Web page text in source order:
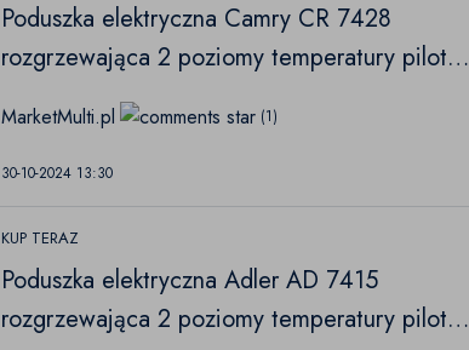
Poduszka elektryczna Camry CR 7428
rozgrzewająca 2 poziomy temperatury pilot
38x38cm 80W
MarketMulti.pl (1)
30-10-2024 13:30
KUP TERAZ
Poduszka elektryczna Adler AD 7415
rozgrzewająca 2 poziomy temperatury pilot